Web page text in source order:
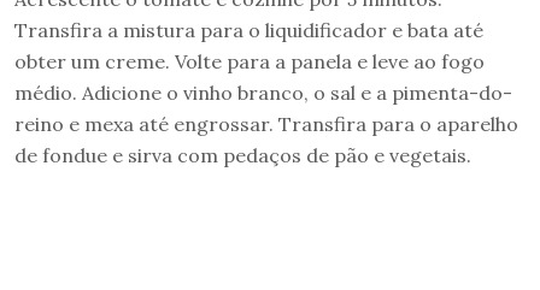
Transfira a mistura para o liquidificador e bata até
obter um creme. Volte para a panela e leve ao fogo
médio. Adicione o vinho branco, o sal e a pimenta-do-
reino e mexa até engrossar. Transfira para o aparelho
de fondue e sirva com pedaços de pão e vegetais.